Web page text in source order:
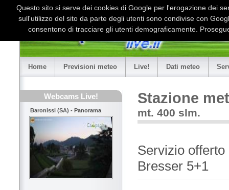
Home Previsioni meteo Live! Dati meteo
Webcams Live!
Baronissi (SA) - Panorama
Stazione
mt. 400 slm.
Servizio
Bresser 5+1
Questo sito si serve dei cookies di Google per l'erogazione dei
sull'utilizzo del sito da parte degli utenti sono condivise con
consentono di tracciare gli utenti demograficamente.